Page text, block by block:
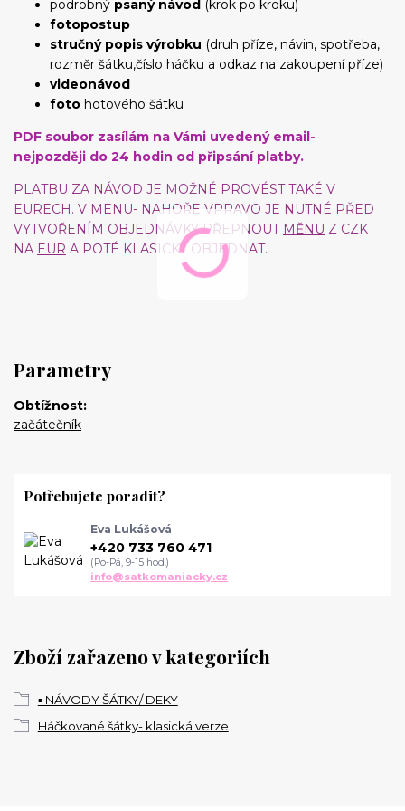
podrobný psaný návod (krok po kroku)
fotopostup
stručný popis výrobku (druh příze, návin, spotřeba,
rozměr šátku,číslo háčku a odkaz na zakoupení příze)
videonávod
foto hotového šátku
PDF soubor zasílám na Vámi uvedený email-
nejpozději do 24 hodin od připsání platby.
PLATBU ZA NÁVOD JE MOŽNÉ PROVÉST TAKÉ V
EURECH. V MENU- NAHOŘE VPRAVO JE NUTNÉ PŘED
VYTVOŘENÍM OBJEDNÁVKY PŘEPNOUT MĚNU Z CZK
NA EUR A POTÉ KLASICKY OBJEDNAT.
Parametry
Obtížnost
začátečník
Zboží zařazeno v kategoriích
▪️ NÁVODY ŠÁTKY/ DEKY
Háčkované šátky- klasická verze
Potřebujete poradit?
Eva Lukášová
+420 733 760 471
(Po-Pá, 9-15 hod.)
info@satkomaniacky.cz